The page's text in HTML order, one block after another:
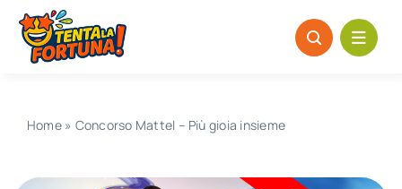
Salta
contenuto
Home» Concorso Mattel – Più gioia insieme